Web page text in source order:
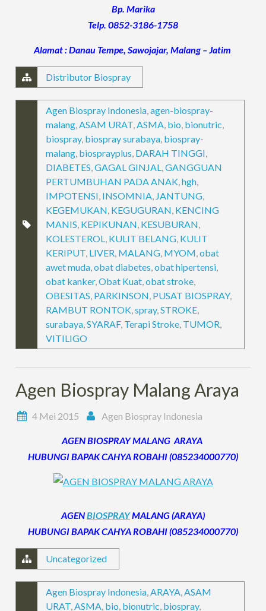
Bp. Marika
Telp. 0852-3186-1758
Alamat : Danau Tempe, Sawojajar, Malang – Jatim
Distributor Biospray
Agen Biospray Indonesia,agen-biospray-
malang,ASAM URAT,ASMA, bio, bionutric,
biospray, biospray surabaya, biospray-
malang, biosprayplus, DARAH TINGGI,
DIABETES,GAGAL GINJAL,GANGGUAN
PERTUMBUHAN PADA ANAK,hgh,
IMPOTENSI, INSOMNIA, JANTUNG,
KEGEMUKAN, KEGUGURAN, KENCING
MANIS, KEPIKUNAN, KESUBURAN,
KOLESTEROL, KULIT BELANG, KULIT
KERIPUT, LIVER, MALANG, MYOM,obat
awet muda,obat diabetes,obat hipertensi,
obat kanker,Obat Kuat,obat stroke,
OBESITAS, PARKINSON, PUSAT BIOSPRAY,
RAMBUT RONTOK,spray,STROKE,
surabaya,SYARAF, Terapi Stroke, TUMOR,
VITILIGO
Agen Biospray Malang Araya
4 Mei 2015 Agen Biospray Indonesia
AGEN BIOSPRAY MALANG ARAYA
HUBUNGI BAPAK CAHYA ROBAHI (085234000770)
AGENBIOSPRAYMALANG (ARAYA)
HUBUNGI BAPAK CAHYA ROBAHI (085234000770)
Uncategorized
Agen Biospray Indonesia,ARAYA,ASAM
URAT,ASMA, bio, bionutric, biospray,